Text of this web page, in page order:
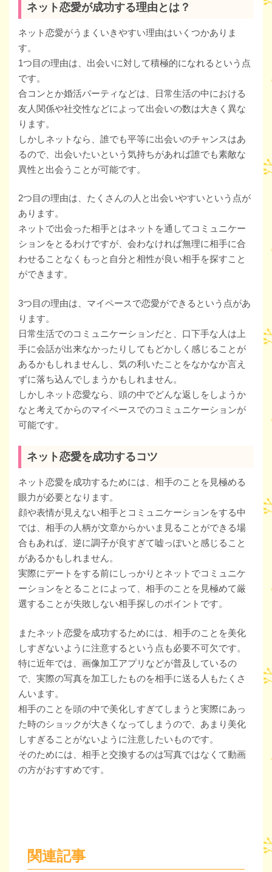
ネット恋愛が成功する理由とは？
ネット恋愛がうまくいきやすい理由はいくつかありま
す。
1つ目の理由は、出会いに対して積極的になれるという点
です。
合コンとか婚活パーティなどは、日常生活の中における
友人関係や社交性などによって出会いの数は大きく異な
ります。
しかしネットなら、誰でも平等に出会いのチャンスはあ
るので、出会いたいという気持ちがあれば誰でも素敵な
異性と出会うことが可能です。
2つ目の理由は、たくさんの人と出会いやすいという点が
あります。
ネットで出会った相手とはネットを通してコミュニケー
ションをとるわけですが、会わなければ無理に相手に合
わせることなくもっと自分と相性が良い相手を探すこと
ができます。
3つ目の理由は、マイペースで恋愛ができるという点があ
ります。
日常生活でのコミュニケーションだと、口下手な人は上
手に会話が出来なかったりしてもどかしく感じることが
あるかもしれませんし、気の利いたことをなかなか言え
ずに落ち込んでしまうかもしれません。
しかしネット恋愛なら、頭の中でどんな返しをしようか
なと考えてからのマイペースでのコミュニケーションが
可能です。
ネット恋愛を成功するコツ
ネット恋愛を成功するためには、相手のことを見極める
眼力が必要となります。
顔や表情が見えない相手とコミュニケーションをする中
では、相手の人柄が文章からかいま見ることができる場
合もあれば、逆に調子が良すぎて嘘っぽいと感じること
があるかもしれません。
実際にデートをする前にしっかりとネットでコミュニケ
ーションをとることによって、相手のことを見極めて厳
選することが失敗しない相手探しのポイントです。
またネット恋愛を成功するためには、相手のことを美化
しすぎないように注意するという点も必要不可欠です。
特に近年では、画像加工アプリなどが普及しているの
で、実際の写真を加工したものを相手に送る人もたくさ
んいます。
相手のことを頭の中で美化しすぎてしまうと実際にあっ
た時のショックが大きくなってしまうので、あまり美化
しすぎることがないように注意したいものです。
そのためには、相手と交換するのは写真ではなくて動画
の方がおすすめです。
関連記事